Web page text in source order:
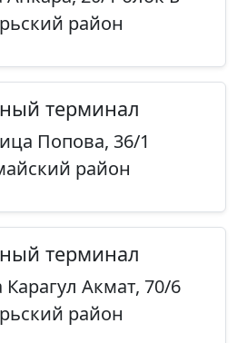
район
терминал
Попова, 36/1
район
терминал
Акмат, 70/6
район